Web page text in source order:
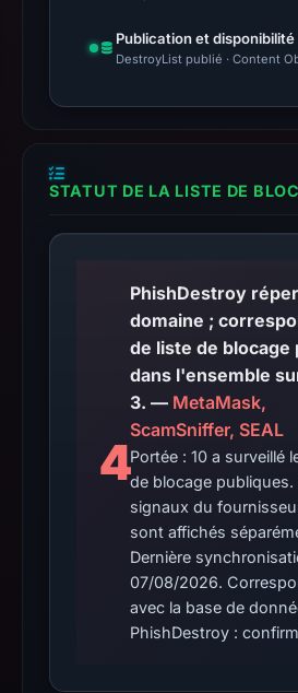
Publication et disponibilité
DestroyList publié · Content
STATUT DE LA LISTE DE
4
PhishDestroy
domaine ;
de liste de blocage
dans l'ensemble
3. — MetaMask,
ScamSniffer, SEAL
Portée : 10 a surveillé
de blocage publiques.
signaux du
sont affichés
Dernière
07/08/2026.
avec la base de
PhishDestroy :